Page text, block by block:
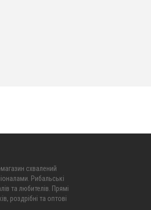
схвалений
Рибальські
та любителів. Прямі
роздрібні та оптові